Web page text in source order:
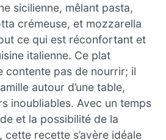
sicilienne, mêlant pasta,
crémeuse, et mozzarella
ce qui est réconfortant et
italienne. Ce plat
contente pas de nourrir; il
autour d’une table,
inoubliables. Avec un temps
et la possibilité de la
cette recette s’avère idéale